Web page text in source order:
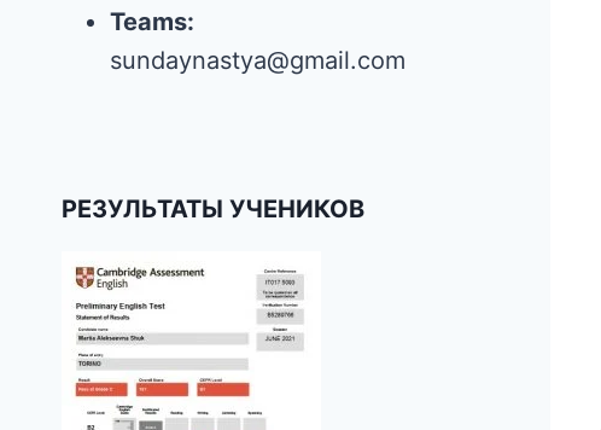
Teams:
sundaynastya@gmail.com
РЕЗУЛЬТАТЫ УЧЕНИКОВ